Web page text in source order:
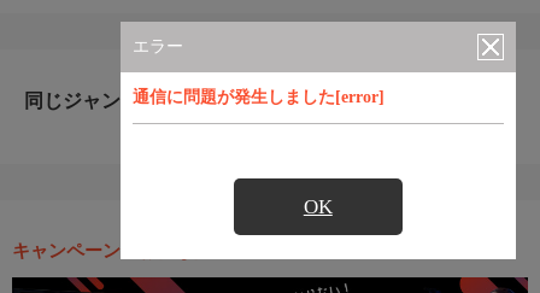
エラー
通信に問題が発生しました[error]
OK
同じジャンルのおすすめ番組
キャンペーン・お得な情報